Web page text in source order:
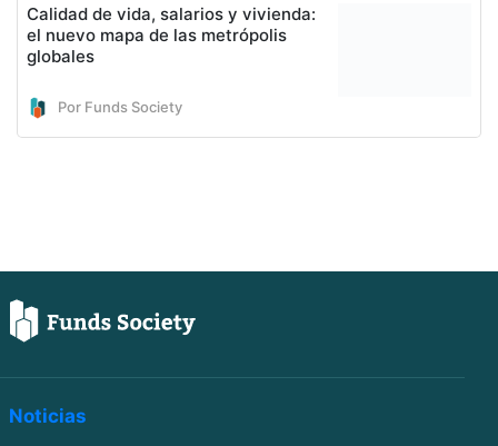
Calidad de vida, salarios y vivienda:
el nuevo mapa de las metrópolis
globales
Por Funds Society
Noticias